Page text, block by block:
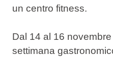
un centro fitness.
Dal 14 al 16 novembre
settimana